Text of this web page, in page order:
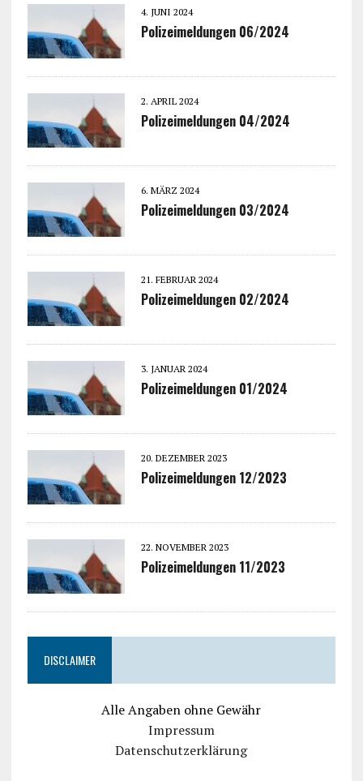
4. JUNI 2024
Polizeimeldungen 06/2024
2. APRIL 2024
Polizeimeldungen 04/2024
6. MÄRZ 2024
Polizeimeldungen 03/2024
21. FEBRUAR 2024
Polizeimeldungen 02/2024
3. JANUAR 2024
Polizeimeldungen 01/2024
20. DEZEMBER 2023
Polizeimeldungen 12/2023
22. NOVEMBER 2023
Polizeimeldungen 11/2023
DISCLAIMER
Alle Angaben ohne Gewähr
Impressum
Datenschutzerklärung